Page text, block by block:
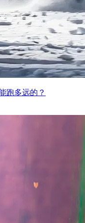
跑多远的？